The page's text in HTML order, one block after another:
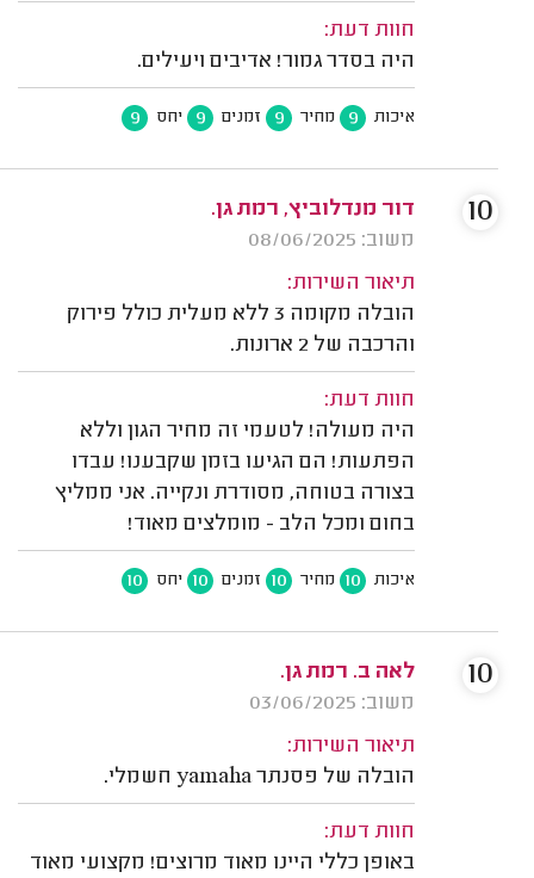
חוות דעת:
היה בסדר גמור! אדיבים ויעילים.
איכות 9 מחיר 9 זמנים 9 יחס 9
דור מנדלוביץ, רמת גן.
משוב: 08/06/2025
תיאור השירות:
הובלה מקומה 3 ללא מעלית כולל פירוק
והרכבה של 2 ארונות.
חוות דעת:
היה מעולה! לטעמי זה מחיר הגון וללא
הפתעות! הם הגיעו בזמן שקבענו! עבדו
בצורה בטוחה, מסודרת ונקייה. אני ממליץ
בחום ומכל הלב - מומלצים מאוד!
איכות 10 מחיר 10 זמנים 10 יחס 10
10
לאה ב. רמת גן.
משוב: 03/06/2025
תיאור השירות:
הובלה של פסנתר yamaha חשמלי.
חוות דעת:
באופן כללי היינו מאוד מרוצים! מקצועי מאוד
10